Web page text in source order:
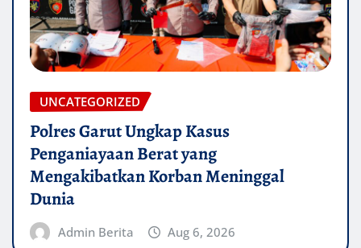
UNCATEGORIZED
Polres Garut Ungkap Kasus
Penganiayaan Berat yang
Mengakibatkan Korban Meninggal
Dunia
Admin Berita Aug 6, 2026